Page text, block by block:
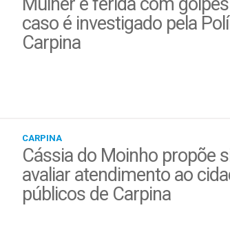
caso é investigado pela
Carpina
CARPINA
Cássia do Moinho propõe
avaliar atendimento ao
públicos de Carpina